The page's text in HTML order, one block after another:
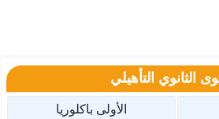
الثانوي التأهيلي
الأولى باكلوريا